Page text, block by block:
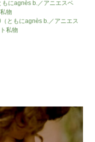
にagnès b.／アニエスベ
物
ともにagnès b.／アニエス
私物